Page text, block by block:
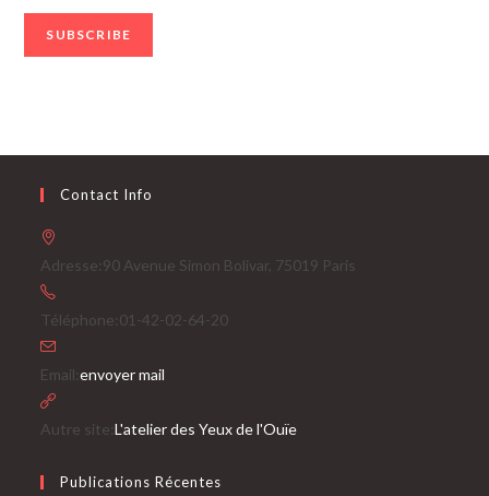
Contact Info
Adresse:90 Avenue Simon Bolivar, 75019 Paris
Téléphone:01-42-02-64-20
Email:envoyer mail
votre
Autre site:L'atelier des Yeux de l'Ouïe
Publications Récentes